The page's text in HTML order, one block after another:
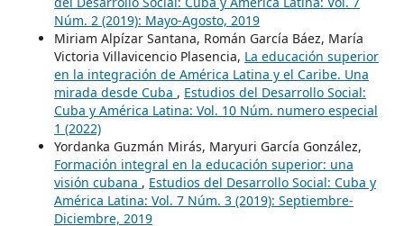
Núm. 2 (2019): Mayo-Agosto, 2019
Miriam Alpízar Santana, Román García Báez, María
Victoria Villavicencio Plasencia, La educación superior
en la integración de América Latina y el Caribe. Una
mirada desde Cuba , Estudios del Desarrollo Social:
Cuba y América Latina: Vol. 10 Núm. numero especial
1 (2022)
Yordanka Guzmán Mirás, Maryuri García González,
Formación integral en la educación superior: una
visión cubana , Estudios del Desarrollo Social: Cuba y
América Latina: Vol. 7 Núm. 3 (2019): Septiembre-
Diciembre, 2019